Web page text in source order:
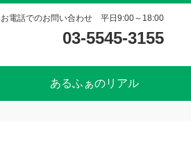
お電話でのお問い合わせ 平日9:00～18:00
03-5545-3155
あるふぁのリアル